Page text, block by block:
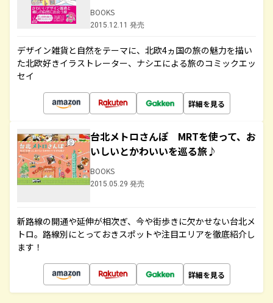
BOOKS
2015.12.11 発売
デザイン雑貨と自然をテーマに、北欧4ヵ国の旅の魅力を描い
た北欧好きイラストレーター、ナシエによる旅のコミックエッ
セイ
詳細を見る
台北メトロさんぽ MRTを使って、お
いしいとかわいいを巡る旅♪
BOOKS
2015.05.29 発売
新路線の開通や延伸が相次ぎ、今や街歩きに欠かせない台北メ
トロ。路線別にとっておきスポットや注目エリアを徹底紹介し
ます！
詳細を見る